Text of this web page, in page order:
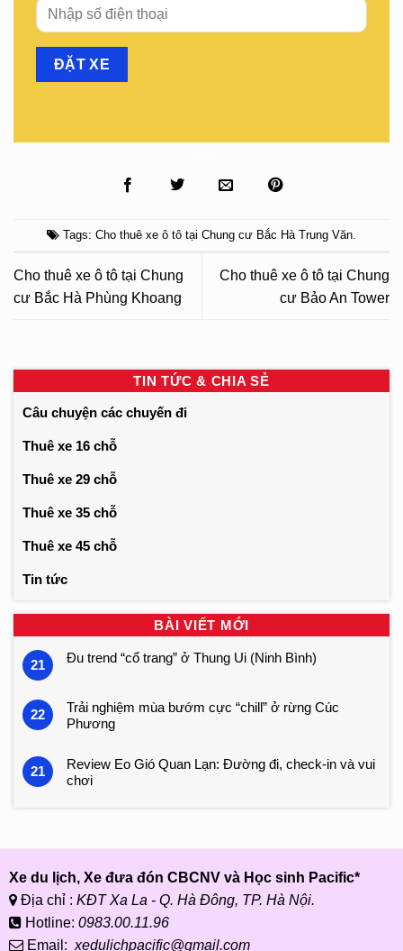
Tags: Cho thuê xe ô tô tại Chung cư Bắc Hà Trung Văn
Cho thuê xe ô tô tại Chung
cư Bắc Hà Phùng Khoang
Cho thuê xe ô tô tại Chung
cư Bảo An Tower
TIN TỨC & CHIA SẺ
Câu chuyện các chuyến đi
Thuê xe 16 chỗ
Thuê xe 29 chỗ
Thuê xe 35 chỗ
Thuê xe 45 chỗ
Tin tức
BÀI VIẾT MỚI
21 Đu trend “cổ trang” ở Thung Ui (Ninh Bình)
22
Trải nghiệm mùa bướm cực “chill” ở rừng Cúc
Phương
21
Review Eo Gió Quan Lạn: Đường đi, check-in và vui
chơi
Xe du lịch, Xe đưa đón CBCNV và Học sinh Pacific*
Địa chỉ : KĐT Xa La - Q. Hà Đông, TP. Hà Nội.
Hotline: 0983.00.11.96
Email: xedulichpacific@gmail.com